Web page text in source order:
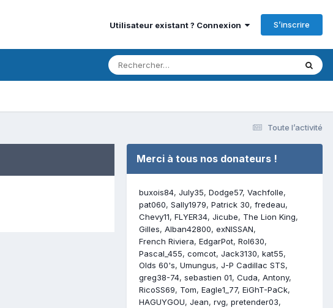
Utilisateur existant ? Connexion S’inscrire
Toute l’activité
Merci à tous nos donateurs !
buxois84 July35 Dodge57 Vachfolle
pat060 Sally1979 Patrick 30 fredeau
Chevy11 FLYER34 Jicube
The Lion King
Gilles Alban42800 exNISSAN
French Riviera EdgarPot Rol630
Pascal_455 comcot Jack3130 kat55
Olds 60's Umungus J-P Cadillac STS
greg38-74 sebastien 01 Cuda Antony
RicoSS69
Tom Eagle1_77 EiGhT-PaCk
HAGUYGOU Jean rvg pretender03